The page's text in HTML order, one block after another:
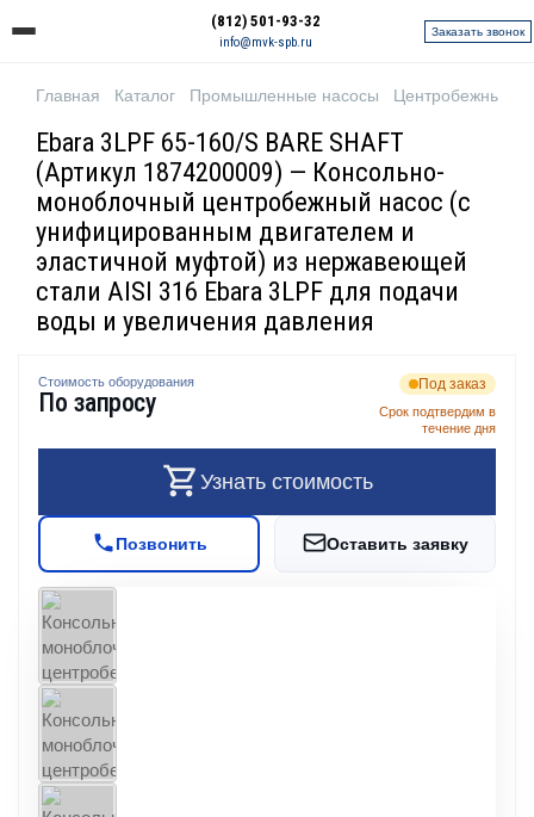
(812) 501-93-32
info@mvk-spb.ru
Заказать звонок
Главная Каталог Промышленные насосы Центробежные
Ebara 3LPF 65-160/S BARE SHAFT
(Артикул 1874200009) — Консольно-
моноблочный центробежный насос (с
унифицированным двигателем и
эластичной муфтой) из нержавеющей
стали AISI 316 Ebara 3LPF для подачи
воды и увеличения давления
Стоимость оборудования
По запросу
Под заказ
Срок подтвердим в
течение дня
Узнать стоимость
Позвонить Оставить заявку